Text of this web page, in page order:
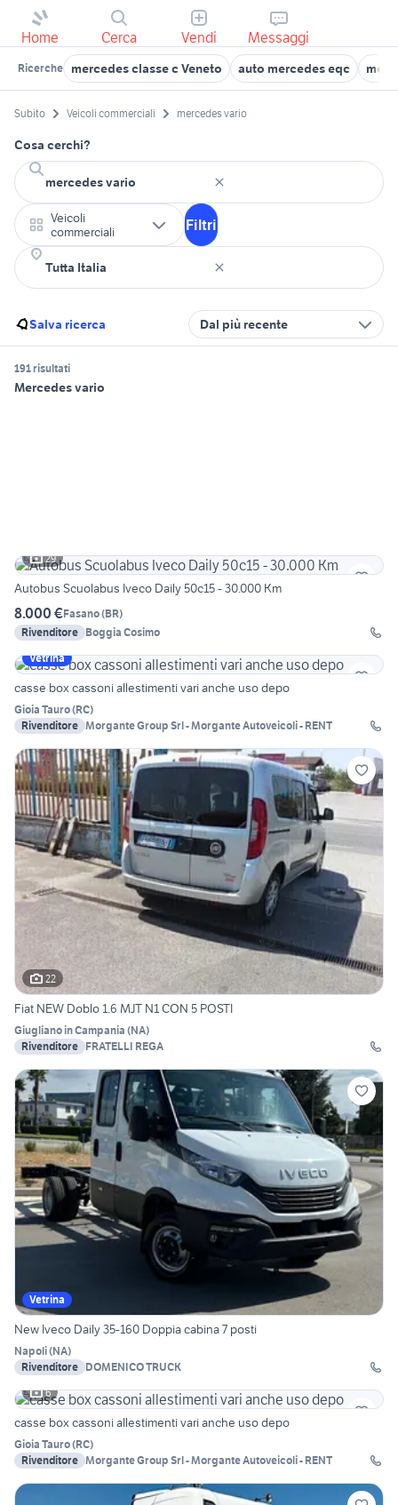
Home Cerca Vendi Messaggi
Ricerche mercedes classe c Veneto auto mercedes eqc
Subito Veicoli commerciali mercedes vario
Cosa cerchi?
Veicoli
commerciali
Filtri
Salva ricerca Dal più recente
191 risultati
Mercedes vario
29
Autobus Scuolabus Iveco Daily 50c15 - 30.000 Km
8.000 €Fasano(BR)
Rivenditore Boggia Cosimo
Vetrina
casse box cassoni allestimenti vari anche uso depo
Gioia Tauro(RC)
Rivenditore Morgante Group Srl - Morgante Autoveicoli - RENT
22
Fiat NEW Doblo 1.6 MJT N1 CON 5 POSTI
Giugliano in Campania (NA)
Rivenditore FRATELLI REGA
Vetrina
New Iveco Daily 35-160 Doppia cabina 7 posti
Napoli(NA)
Rivenditore DOMENICO TRUCK
6
casse box cassoni allestimenti vari anche uso depo
Gioia Tauro(RC)
Rivenditore Morgante Group Srl - Morgante Autoveicoli - RENT